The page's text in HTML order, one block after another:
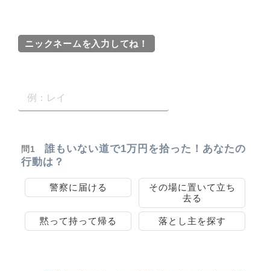
ニックネームを入力してね！
問1
誰もいない道で1万円を拾った！あなたの
行動は？
警察に届ける
その場に置いて立ち
去る
黙って持って帰る 落とし主を探す